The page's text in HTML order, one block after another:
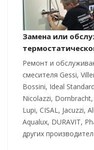
Замена или
Ремонт и
смесителя Gessi,
Bossini, Ideal
Nicolazzi,
Lupi, CISAL, Jacuzzi,
Aqualux, DURAVIT,
других